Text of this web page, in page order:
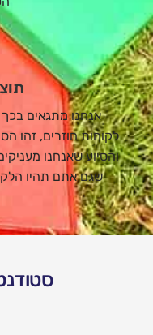
לקוחות חוזרים, זהו
והסיוע שאנחנו
שגם אתם תהיו